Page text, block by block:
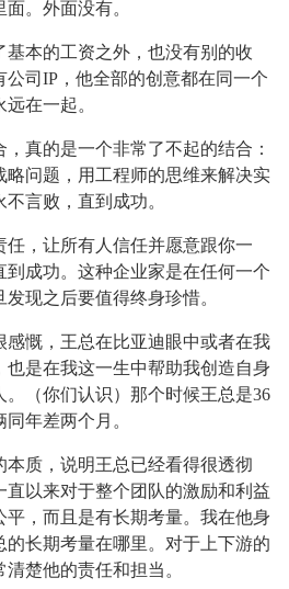
。外面没有。
基本的工资之外，也没有别的收
公司IP，他全部的创意都在同一个
在一起。
真的是一个非常了不起的结合：
略问题，用工程师的思维来解决实
言败，直到成功。
任，让所有人信任并愿意跟你一
到成功。这种企业家是在任何一个
现之后要值得终身珍惜。
感慨，王总在比亚迪眼中或者在我
也是在我这一生中帮助我创造自身
（你们认识）那个时候王总是36
年差两个月。
本质，说明王总已经看得很透彻
直以来对于整个团队的激励和利益
，而且是有长期考量。我在他身
长期考量在哪里。对于上下游的
楚他的责任和担当。